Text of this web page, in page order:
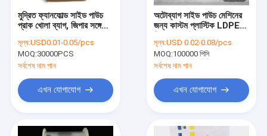
মুদ্রিত ফ্যানফোল্ড সাইড পাউচ
প্রাক খোলা ব্যাগ, জিপার সঙ্গে
মূল্য:USD0.01-0.05/pcs
MOQ:30000PCS
সর্বশেষ দাম পান
এখন যোগাযোগ
অটোব্যাগ সাইড পাউচ মেশিনের
জন্য কাস্টম প্লাস্টিক LDPE
মূল্য:USD 0.02-0.08/pcs
MOQ:100000 পিসি
সর্বশেষ দাম পান
এখন যোগাযোগ